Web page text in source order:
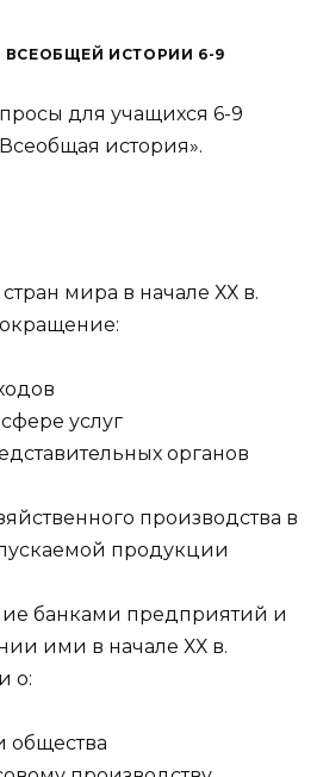
ИСТОРИИ 6-9
для учащихся 6-9
история».
мира в начале ХХ в.
услуг
органов
производства в
продукции
банками предприятий и
ими в начале ХХ в.
о:
общества